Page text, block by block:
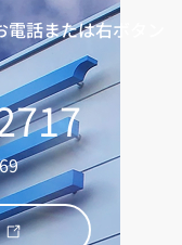
話または右ボタン